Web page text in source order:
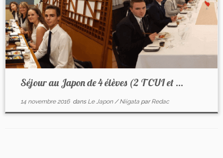
Séjour au Japon de 4 élèves (2 T CUI et ...
14 novembre 2016dans Le Japon/Niigata parRedac